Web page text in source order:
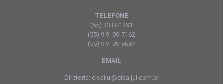
TELEFONE
(55) 3333-1391
(55) 9.9109-7162
(55) 9.9109-6687
EMAIL
Diretoria: cisaijui@cisaijui.com.br